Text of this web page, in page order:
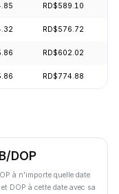
RD$589.10
RD$576.72
RD$602.02
RD$774.88
DOP
à n'importe quelle date
DOP à cette date avec sa